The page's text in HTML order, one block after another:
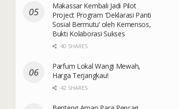
Makassar Kembali Jadi Pilot
Project Program ‘Deklarasi Panti
Sosial Bermutu’ oleh Kemensos,
Bukti Kolaborasi Sukses
40 SHARES
Parfum Lokal Wangi Mewah,
Harga Terjangkau!
42 SHARES